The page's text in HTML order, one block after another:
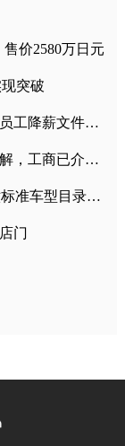
价2580万日元
突破
首个宣布降薪的大型车企，上汽集团旗下员工降薪文件曝光
奔驰漏油事件最新进展：双方私下达成和解，工商已介入调查
“国六排放标准”7月1号正式实施 符合国六标准车型目录一览
门